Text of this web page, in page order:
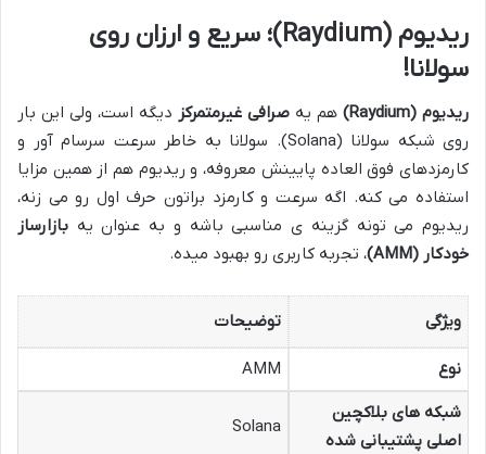
ریدیوم (Raydium)؛ سریع و ارزان روی
سولانا!
ریدیوم (Raydium) هم یه صرافی غیرمتمرکز دیگه است، ولی این بار
روی شبکه سولانا (Solana). سولانا به خاطر سرعت سرسام آور و
کارمزدهای فوق العاده پایینش معروفه، و ریدیوم هم از همین مزایا
استفاده می کنه. اگه سرعت و کارمزد براتون حرف اول رو می زنه،
ریدیوم می تونه گزینه ی مناسبی باشه و به عنوان یه بازارساز
خودکار (AMM)
، تجربه کاربری رو بهبود میده.
ویژگی توضیحات
نوع
AMM
شبکه های بلاکچین
اصلی پشتیبانی شده
Solana